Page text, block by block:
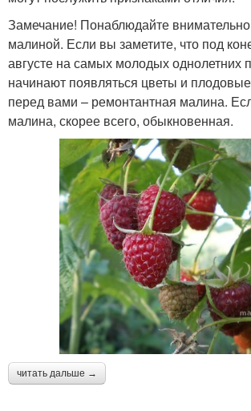
Замечание! Понаблюдайте
малиной. Если вы заметите, что под
августе на самых молодых однолетних
начинают появляться цветы и
перед вами – ремонтантная малина.
малина, скорее всего, обыкновенная.
читать дальше →